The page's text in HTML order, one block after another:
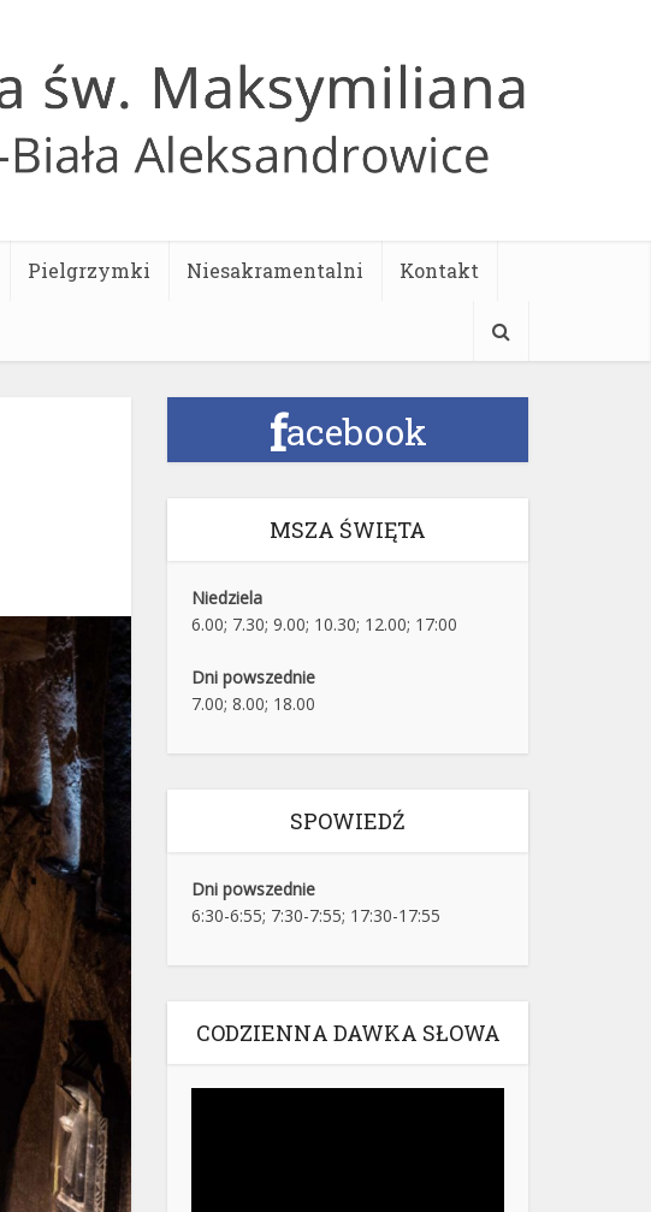
Pielgrzymki Niesakramentalni Kontakt
facebook
MSZA ŚWIĘTA
Niedziela
6.00; 7.30; 9.00; 10.30; 12.00; 17:00
Dni powszednie
7.00; 8.00; 18.00
SPOWIEDŹ
Dni powszednie
6:30-6:55; 7:30-7:55; 17:30-17:55
CODZIENNA DAWKA SŁOWA